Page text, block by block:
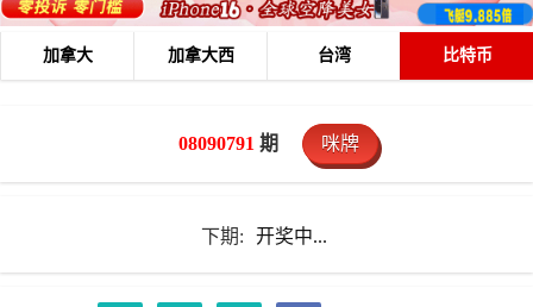
加拿大 加拿大西 台湾 比特币
08090791 期 咪牌
下期: 开奖中...